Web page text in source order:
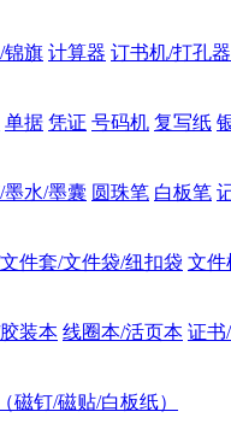
锦旗 计算器 订书机/打孔器
单据 凭证 号码机 复写纸
墨水/墨囊 圆珠笔 白板笔
件套/文件袋/纽扣袋 文件
装本 线圈本/活页本 证书
磁钉/磁贴/白板纸）